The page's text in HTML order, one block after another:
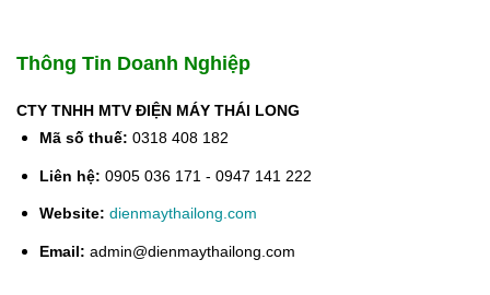
Thông Tin Doanh Nghiệp
CTY TNHH MTV ĐIỆN MÁY THÁI LONG
Mã số thuế: 0318 408 182
Liên hệ: 0905 036 171 - 0947 141 222
Website: dienmaythailong.com
Email: admin@dienmaythailong.com